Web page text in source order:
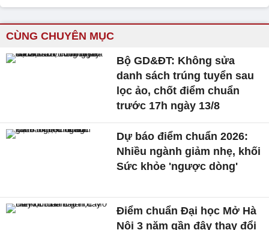
CÙNG CHUYÊN MỤC
Bộ GD&ĐT: Không sửa
danh sách trúng tuyển sau
lọc ảo, chốt điểm chuẩn
trước 17h ngày 13/8
Dự báo điểm chuẩn 2026:
Nhiều ngành giảm nhẹ, khối
Sức khỏe 'ngược dòng'
Điểm chuẩn Đại học Mở Hà
Nội 3 năm gần đây thay đổi